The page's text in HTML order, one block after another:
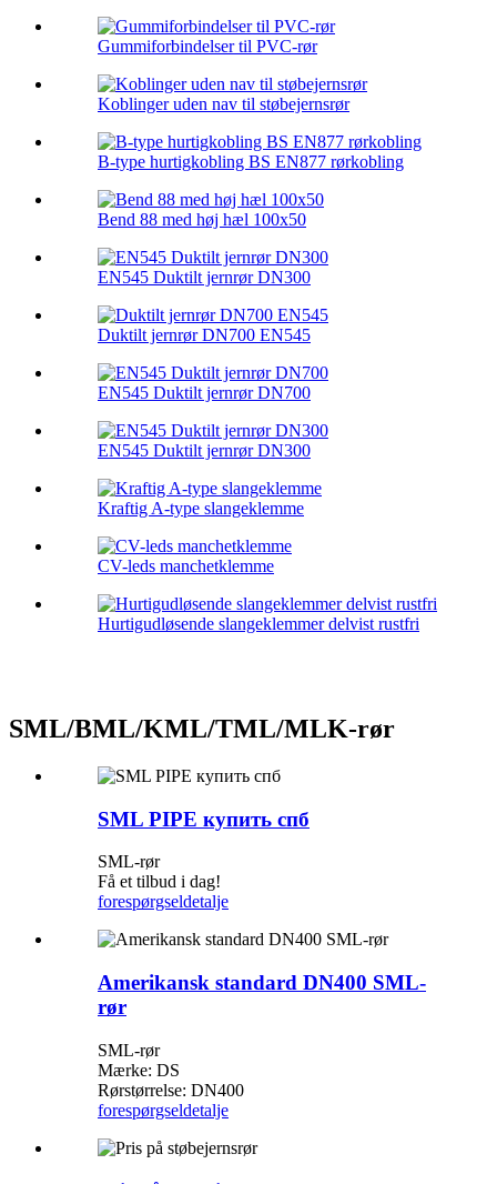
Gummiforbindelser til PVC-rør
Koblinger uden nav til støbejernsrør
B-type hurtigkobling BS EN877 rørkobling
Bend 88 med høj hæl 100x50
EN545 Duktilt jernrør DN300
Duktilt jernrør DN700 EN545
EN545 Duktilt jernrør DN700
EN545 Duktilt jernrør DN300
Kraftig A-type slangeklemme
CV-leds manchetklemme
Hurtigudløsende slangeklemmer delvist rustfri
SML/BML/KML/TML/MLK-rør
SML PIPE купить спб​
SML-rør
Få et tilbud i dag!
forespørgseldetalje
Amerikansk standard DN400 SML-
rør
SML-rør
Mærke: DS
Rørstørrelse: DN400
forespørgseldetalje